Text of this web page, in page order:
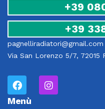
+39
+39
pagnelliradiatori@gmail.com
Via San Lorenzo 5/7, 72015
Menù